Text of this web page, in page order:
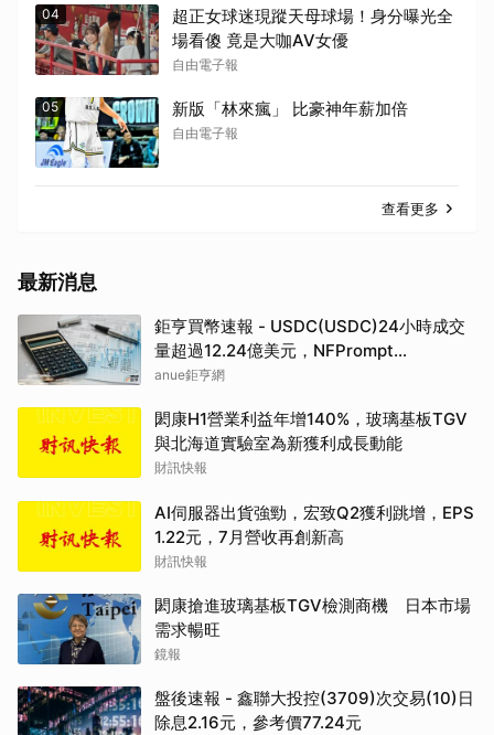
04
超正女球迷現蹤天母球場！身分曝光全
場看傻 竟是大咖AV女優
自由電子報
05 新版「林來瘋」 比豪神年薪加倍
自由電子報
查看更多
最新消息
鉅亨買幣速報 - USDC(USDC)24小時成交
量超過12.24億美元，NFPrompt
Token(NFP)24小時漲幅達66.2%
anue鉅亨網
閎康H1營業利益年增140%，玻璃基板TGV
與北海道實驗室為新獲利成長動能
財訊快報
AI伺服器出貨強勁，宏致Q2獲利跳增，EPS
1.22元，7月營收再創新高
財訊快報
閎康搶進玻璃基板TGV檢測商機 日本市場
需求暢旺
鏡報
盤後速報 - 鑫聯大投控(3709)次交易(10)日
除息2.16元，參考價77.24元